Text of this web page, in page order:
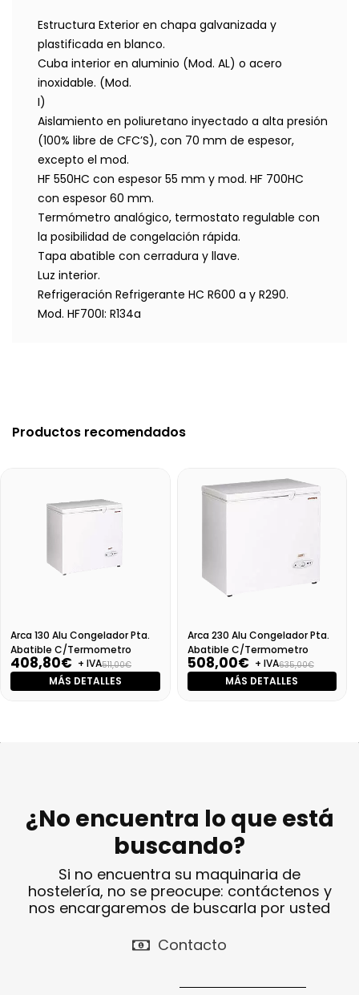
Estructura Exterior en chapa galvanizada y
plastificada en blanco.
Cuba interior en aluminio (Mod. AL) o acero
inoxidable. (Mod.
I)
Aislamiento en poliuretano inyectado a alta presión
(100% libre de CFC’S), con 70 mm de espesor,
excepto el mod.
HF 550HC con espesor 55 mm y mod. HF 700HC
con espesor 60 mm.
Termómetro analógico, termostato regulable con
la posibilidad de congelación rápida.
Tapa abatible con cerradura y llave.
Luz interior.
Refrigeración Refrigerante HC R600 a y R290.
Mod. HF700I: R134a
Productos recomendados
Arca 130 Alu Congelador Pta.
Abatible C/Termometro
408,80€ + IVA511,00€
MÁS DETALLES
Arca 230 Alu Congelador Pta.
Abatible C/Termometro
508,00€ + IVA635,00€
MÁS DETALLES
¿No encuentra lo que está
buscando?
Si no encuentra su maquinaria de
hostelería, no se preocupe: contáctenos y
nos encargaremos de buscarla por usted
Contacto